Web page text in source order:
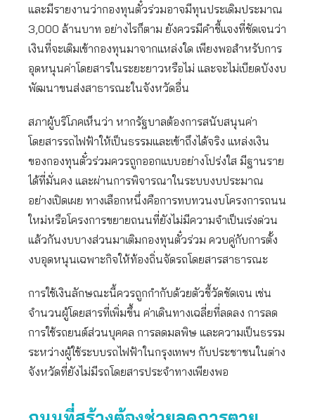
และมีรายงานว่ากองทุนตั๋วร่วมอาจมีทุนประเดิมประมาณ
3,000 ล้านบาท อย่างไรก็ตาม ยังควรมีคำชี้แจงที่ชัดเจนว่า
เงินที่จะเติมเข้ากองทุนมาจากแหล่งใด เพียงพอสำหรับการ
อุดหนุนค่าโดยสารในระยะยาวหรือไม่ และจะไม่เบียดบังงบ
พัฒนาขนส่งสาธารณะในจังหวัดอื่น
สภาผู้บริโภคเห็นว่า หากรัฐบาลต้องการสนับสนุนค่า
โดยสารรถไฟฟ้าให้เป็นธรรมและเข้าถึงได้จริง แหล่งเงิน
ของกองทุนตั๋วร่วมควรถูกออกแบบอย่างโปร่งใส มีฐานราย
ได้ที่มั่นคง และผ่านการพิจารณาในระบบงบประมาณ
อย่างเปิดเผย ทางเลือกหนึ่งคือการทบทวนงบโครงการถนน
ใหม่หรือโครงการขยายถนนที่ยังไม่มีความจำเป็นเร่งด่วน
แล้วกันงบบางส่วนมาเติมกองทุนตั๋วร่วม ควบคู่กับการตั้ง
งบอุดหนุนเฉพาะกิจให้ท้องถิ่นจัดรถโดยสารสาธารณะ
การใช้เงินลักษณะนี้ควรถูกกำกับด้วยตัวชี้วัดชัดเจน เช่น
จำนวนผู้โดยสารที่เพิ่มขึ้น ค่าเดินทางเฉลี่ยที่ลดลง การลด
การใช้รถยนต์ส่วนบุคคล การลดมลพิษ และความเป็นธรรม
ระหว่างผู้ใช้ระบบรถไฟฟ้าในกรุงเทพฯ กับประชาชนในต่าง
จังหวัดที่ยังไม่มีรถโดยสารประจำทางเพียงพอ